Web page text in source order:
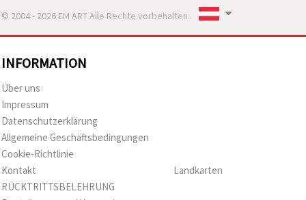
© 2004 - 2026 EM ART Alle Rechte vorbehalten..
INFORMATION
Über uns
Impressum
Datenschutzerklärung
Allgemeine Geschäftsbedingungen
Cookie-Richtlinie
Kontakt
RÜCKTRITTSBELEHRUNG
Landkarten